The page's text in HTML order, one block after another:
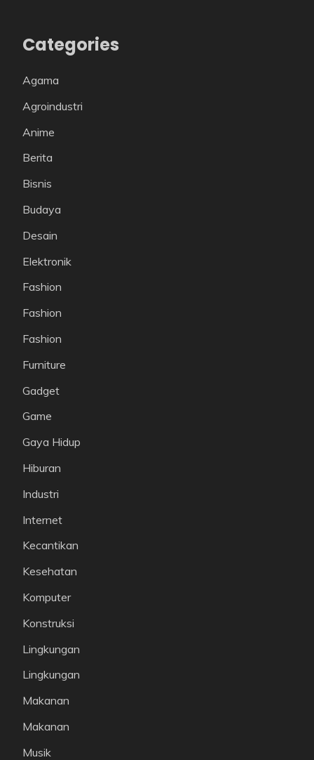
Categories
Agama
Agroindustri
Anime
Berita
Bisnis
Budaya
Desain
Elektronik
Fashion
Fashion
Fashion
Furniture
Gadget
Game
Gaya Hidup
Hiburan
Industri
Internet
Kecantikan
Kesehatan
Komputer
Konstruksi
Lingkungan
Lingkungan
Makanan
Makanan
Musik